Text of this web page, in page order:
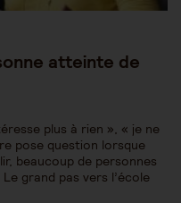
atteinte de
plus à rien », « je ne
pose question lorsque
beaucoup de personnes
grand pas vers l’école